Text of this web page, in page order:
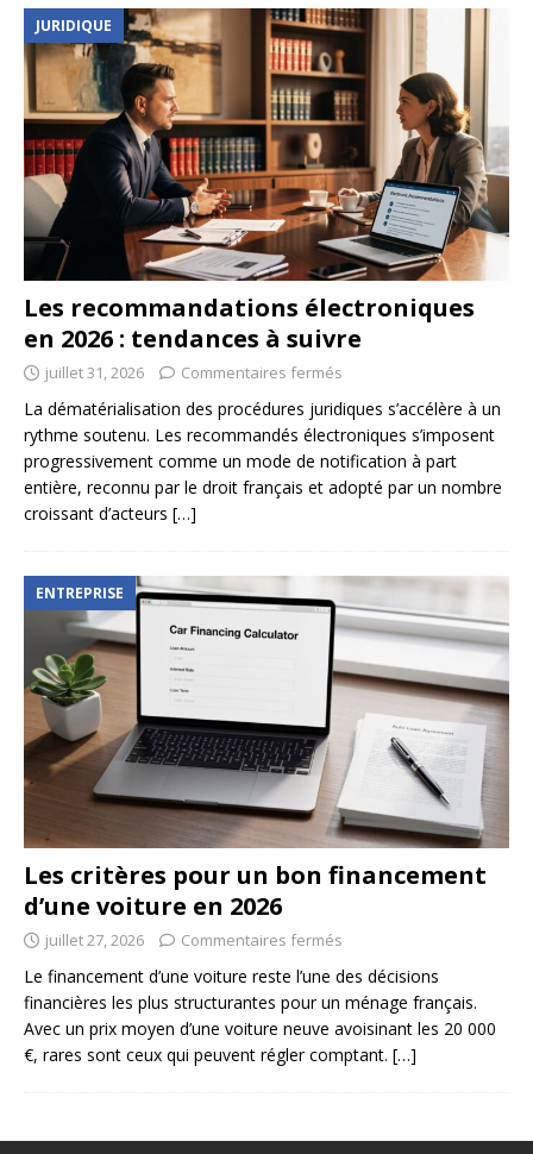
JURIDIQUE
Les recommandations électroniques
en 2026 : tendances à suivre
juillet 31, 2026 Commentaires fermés
La dématérialisation des procédures juridiques s’accélère à un
rythme soutenu. Les recommandés électroniques s’imposent
progressivement comme un mode de notification à part
entière, reconnu par le droit français et adopté par un nombre
croissant d’acteurs […]
ENTREPRISE
Les critères pour un bon financement
d’une voiture en 2026
juillet 27, 2026 Commentaires fermés
Le financement d’une voiture reste l’une des décisions
financières les plus structurantes pour un ménage français.
Avec un prix moyen d’une voiture neuve avoisinant les 20 000
€, rares sont ceux qui peuvent régler comptant. […]